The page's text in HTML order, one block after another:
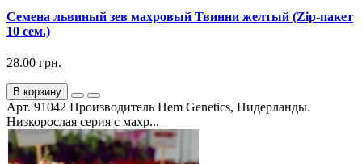
Семена львиный зев махровый Твинни желтый (Zip-пакет
10 сем.)
28.00 грн.
В корзину
Арт. 91042 Производитель Hem Genetics, Нидерланды.
Низкорослая серия с махр...